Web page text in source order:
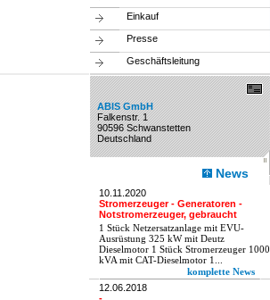
Einkauf
Presse
Geschäftsleitung
ABIS GmbH
Falkenstr. 1
90596 Schwanstetten
Deutschland
News
10.11.2020
Stromerzeuger - Generatoren -
Notstromerzeuger, gebraucht
1 Stück Netzersatzanlage mit EVU-
Ausrüstung 325 kW mit Deutz
Dieselmotor 1 Stück Stromerzeuger 1000
kVA mit CAT-Dieselmotor 1...
komplette News
12.06.2018